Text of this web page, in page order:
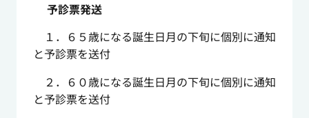
予診票発送
１．６５歳になる誕生日月の下旬に個別に通知
と予診票を送付
２．６０歳になる誕生日月の下旬に個別に通知
と予診票を送付